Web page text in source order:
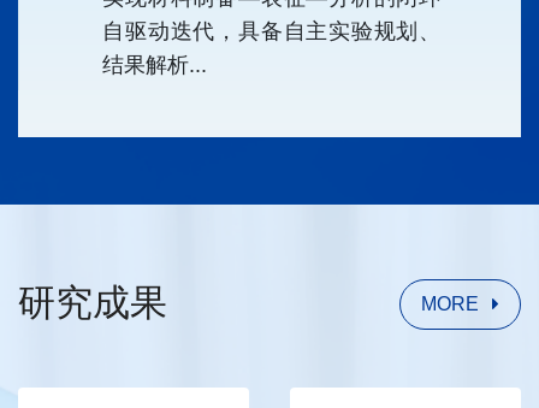
自驱动迭代，具备自主实验规划、
结果解析...
研究成果 MORE